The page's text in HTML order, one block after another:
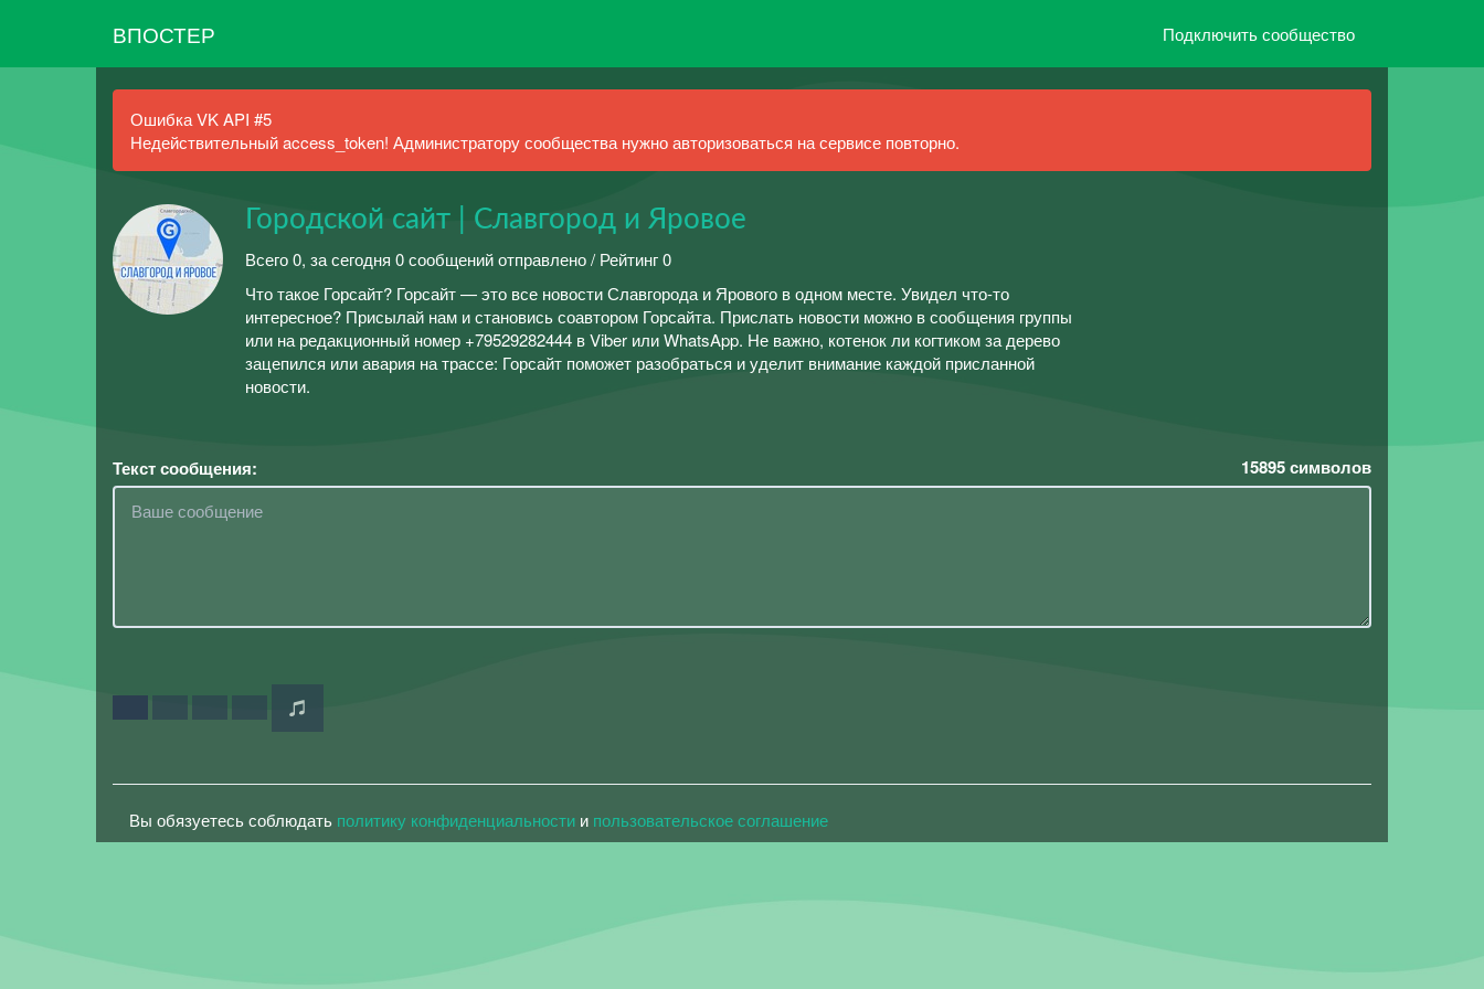
ВПОСТЕР Подключить сообщество
Ошибка VK API #5
Недействительный access_token! Администратору сообщества нужно авторизоваться на сервисе повторно.
Городской сайт | Славгород и Яровое
Всего 0, за сегодня 0 сообщений отправлено / Рейтинг 0
Что такое Горсайт? Горсайт — это все новости Славгорода и Ярового в одном месте. Увидел что-то
интересное? Присылай нам и становись соавтором Горсайта. Прислать новости можно в сообщения группы
или на редакционный номер +79529282444 в Viber или WhatsApp. Не важно, котенок ли когтиком за дерево
зацепился или авария на трассе: Горсайт поможет разобраться и уделит внимание каждой присланной
новости.
Текст сообщения: 15895символов
Вы обязуетесь соблюдать политику конфиденциальности и пользовательское соглашение